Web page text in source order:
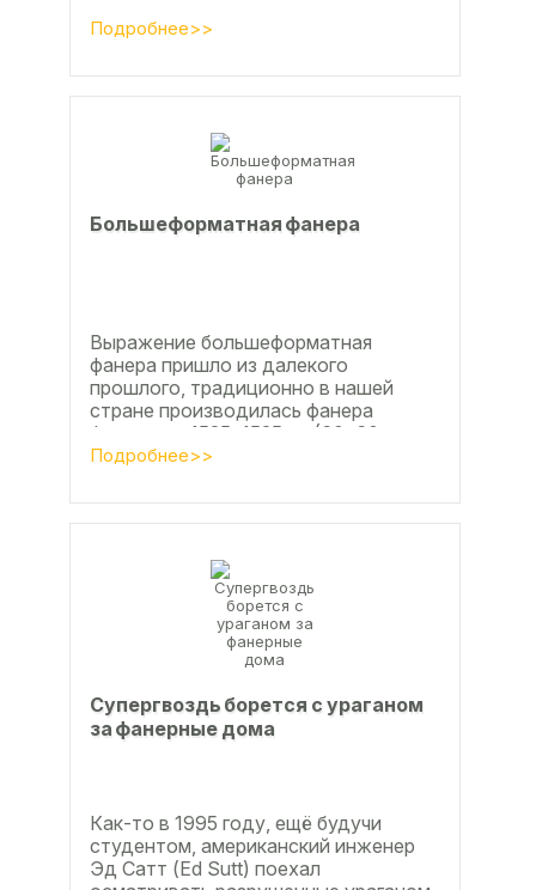
фанера позволяет получать
достаточно большие ровные
Подробнее>>
Большеформатная фанера
Выражение большеформатная
фанера пришло из далекого
прошлого, традиционно в нашей
стране производилась фанера
форматом 1525х1525мм (60х60
дюймов), форматы отличающиеся в
Подробнее>>
Супергвоздь борется с ураганом
за фанерные дома
Как-то в 1995 году, ещё будучи
студентом, американский инженер
Эд Сатт (Ed Sutt) поехал